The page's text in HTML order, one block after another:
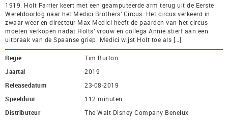
1919. Holt Farrier keert met een geamputeerde arm terug uit de Eerste
Wereldoorlog naar het Medici Brothers’ Circus. Het circus verkeerd in
zwaar weer en directeur Max Medici heeft de paarden van het circus
moeten verkopen nadat Holts’ vrouw en collega Annie stierf aan een
uitbraak van de Spaanse griep. Medici wijst Holt toe als […]
Regie
Tim Burton
Jaartal
2019
Releasedatum
23-08-2019
Speelduur
112 minuten
Distributeur
The Walt Disney Company Benelux